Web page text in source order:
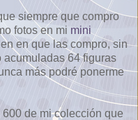
siempre que compro
fotos en mi mini
en que las compro, sin
acumuladas 64 figuras
más podré ponerme
de mi colección que